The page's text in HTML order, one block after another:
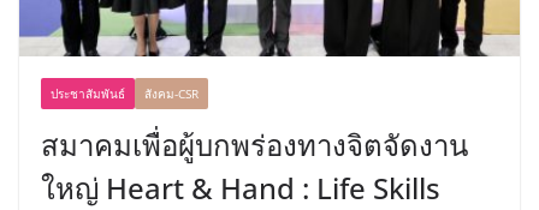
ประชาสัมพันธ์ สังคม-CSR
สมาคมเพื่อผู้บกพร่องทางจิตจัดงาน
ใหญ่ Heart & Hand : Life Skills